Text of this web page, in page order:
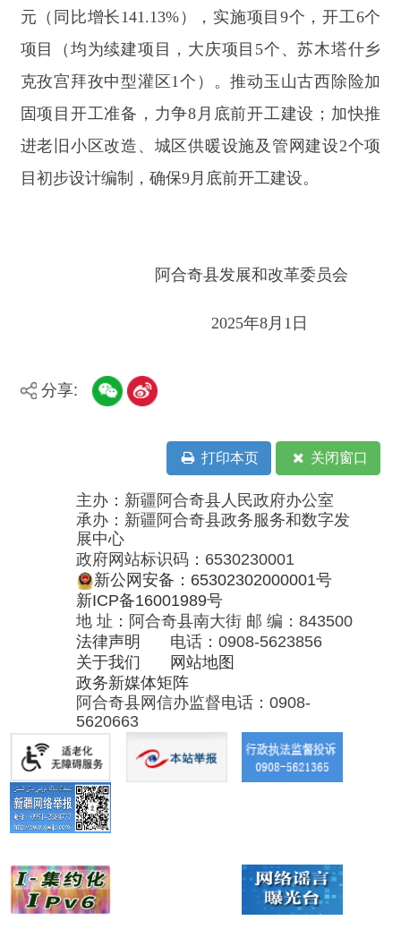
打印本页 关闭窗口
主办：新疆阿合奇县人民政府办公室
承办：新疆阿合奇县政务服务和数字发
展中心
政府网站标识码：6530230001
新公网安备：65302302000001号
新ICP备16001989号
阿合奇县网信办监督电话：0908-